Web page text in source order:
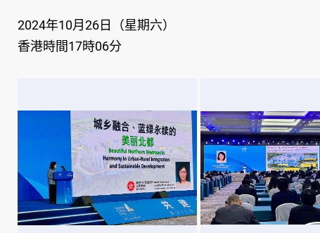
2024年10月26日（星期六）
香港時間17時06分